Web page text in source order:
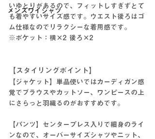
メンズワイシャツ
いゆとりがあるので、フィットしすぎずとて
も着やすいサイズ感です。ウエスト後ろはゴ
ム仕様なのでリラクシーな着用感です。
※ポケット：横×2 後ろ×2
【スタイリングポイント】
【ジャケット】単品使いではカーディガン感
覚でブラウスやカットソー、ワンピースの上
にさらっと羽織るのがおすすめです。
【パンツ】センタープレス入りで細身のライ
ンなので、オーバーサイズシャツやニット、